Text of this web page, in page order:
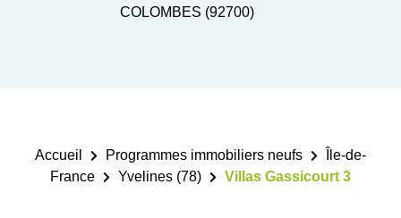
COLOMBES (92700)
Accueil Programmes immobiliers neufs
Île-de-
France
Yvelines (78) Villas Gassicourt 3